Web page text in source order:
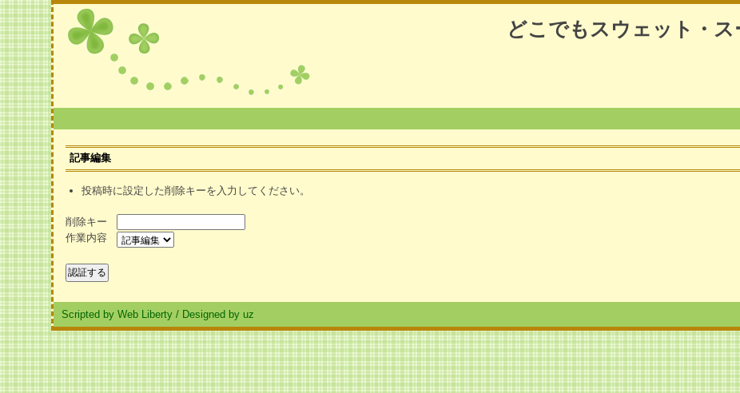
どこでもスウェット・
記事編集
投稿時に設定した削除キーを入力してください。
削除キー
作業内容
Scripted by Web Liberty / Designed by uz